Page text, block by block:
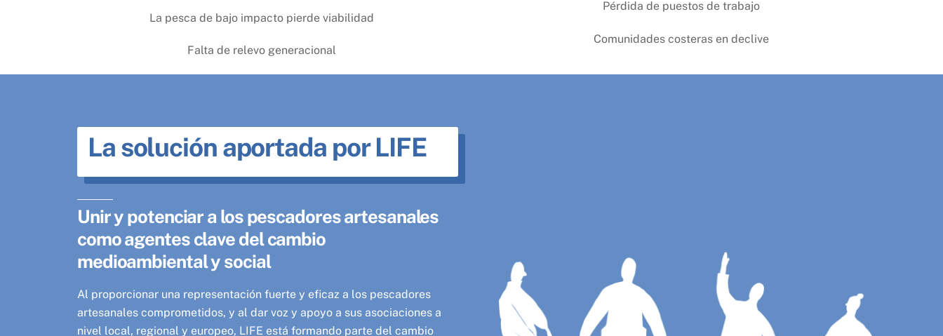
La pesca de bajo impacto pierde viabilidad
Falta de relevo generacional
Pérdida de puestos de trabajo
Comunidades costeras en declive
La solución aportada por LIFE
Unir y potenciar a los pescadores artesanales
como agentes clave del cambio
medioambiental y social
Al proporcionar una representación fuerte y eficaz a los pescadores
artesanales comprometidos, y al dar voz y apoyo a sus asociaciones a
nivel local, regional y europeo, LIFE está formando parte del cambio